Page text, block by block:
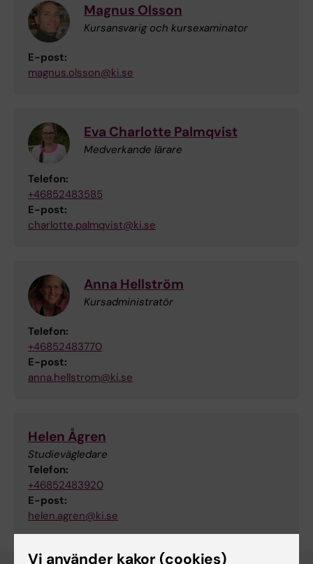
Magnus Olsson
Kursansvarig och kursexaminator
E-post:
magnus.olsson@ki.se
Eva Charlotte Palmqvist
Medverkande lärare
Telefon:
+46852483585
E-post:
charlotte.palmqvist@ki.se
Anna Hellström
Kursadministratör
Telefon:
+46852483770
E-post:
anna.hellstrom@ki.se
Helen Ågren
Studievägledare
Telefon:
+46852483920
E-post:
helen.agren@ki.se
Vi använder kakor (cookies)